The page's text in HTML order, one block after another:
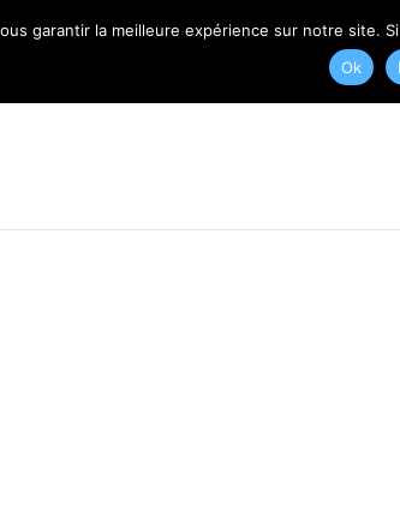
CORBET.NET
garantir la meilleure expérience sur notre site.
Ok